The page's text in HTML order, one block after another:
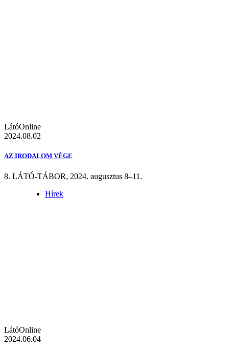
LátóOnline
2024.08.02
AZ IRODALOM VÉGE
8. LÁTÓ-TÁBOR, 2024. augusztus 8–11.
Hírek
LátóOnline
2024.06.04